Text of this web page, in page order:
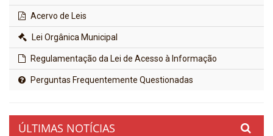
Acervo de Leis
Lei Orgânica Municipal
Regulamentação da Lei de Acesso à Informação
Perguntas Frequentemente Questionadas
ÚLTIMAS NOTÍCIAS